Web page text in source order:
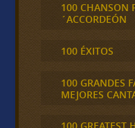
100 CHANSON
´ACCORDEÓN
100 ÉXITOS
100 GRANDES
MEJORES